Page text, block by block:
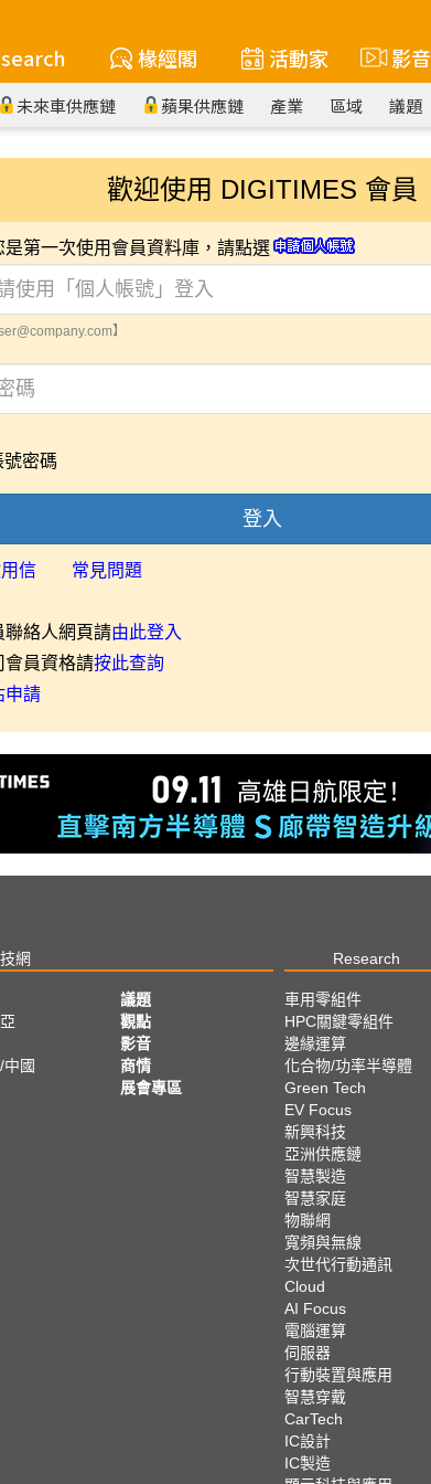
椽經閣 活動家 影音
未來車供應鏈 蘋果供應鏈 產業 區域 議題
歡迎使用 DIGITIMES 會員
第一次使用會員資料庫，請點選
】
密碼
登入
信 常見問題
絡人網頁請由此登入
員資格請按此查詢
申請
網 Research
中國
議題
觀點
影音
商情
展會專區
車用零組件
HPC關鍵零組件
邊緣運算
化合物/功率半導體
Green Tech
EV Focus
新興科技
亞洲供應鏈
智慧製造
智慧家庭
物聯網
寬頻與無線
次世代行動通訊
Cloud
AI Focus
電腦運算
伺服器
行動裝置與應用
智慧穿戴
CarTech
IC設計
IC製造